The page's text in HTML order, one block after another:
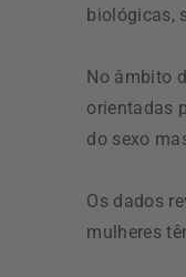
biológicas,
No âmbito
orientadas
do sexo
Os dados
mulheres